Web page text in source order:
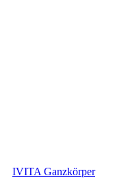
IVITA Ganzkörper